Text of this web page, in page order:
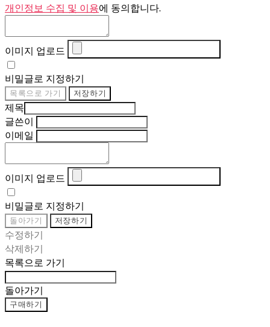
개인정보 수집 및 이용에 동의합니다.
이미지 업로드
비밀글로 지정하기
목록으로 가기 저장하기
제목
글쓴이
이메일
이미지 업로드
비밀글로 지정하기
돌아가기 저장하기
수정하기
삭제하기
목록으로 가기
돌아가기
구매하기